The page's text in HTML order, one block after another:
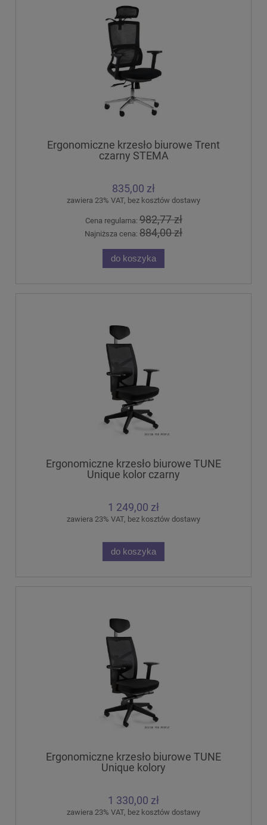
Ergonomiczne krzesło biurowe Trent
czarny STEMA
835,00 zł
zawiera 23% VAT, bez kosztów dostawy
Cena regularna:982,77 zł
Najniższa cena: 884,00 zł
do koszyka
Ergonomiczne krzesło biurowe TUNE
Unique kolor czarny
1 249,00 zł
zawiera 23% VAT, bez kosztów dostawy
do koszyka
Ergonomiczne krzesło biurowe TUNE
Unique kolory
1 330,00 zł
zawiera 23% VAT, bez kosztów dostawy